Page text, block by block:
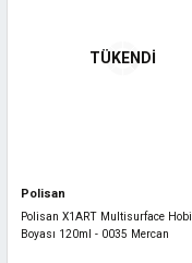
TÜKENDİ
Polisan
Polisan X1ART Multisurface Hobi
Boyası 120ml - 0035 Mercan